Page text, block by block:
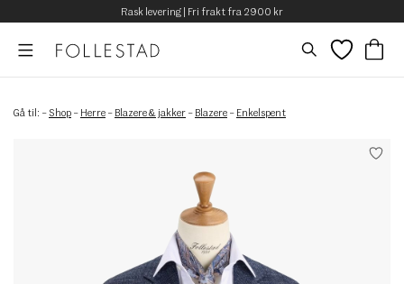
Rask levering | Fri frakt fra 2900 kr
Gå til: – Shop – Herre – Blazere & jakker – Blazere – Enkelspent